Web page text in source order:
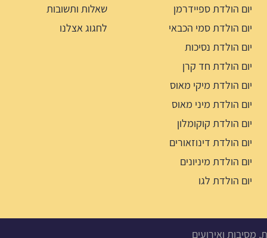
יום הולדת ספיידרמן
יום הולדת סמי הכבאי
יום הולדת נסיכות
יום הולדת חד קרן
יום הולדת מיקי מאוס
יום הולדת מיני מאוס
יום הולדת קוקומלון
יום הולדת דינוזאורים
יום הולדת מיניונים
יום הולדת לגו
שאלות ותשובות
לחגוג אצלנו